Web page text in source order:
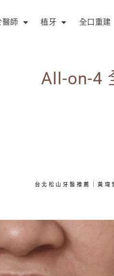
醫師 植牙 全口重建
All-on-4
台北松山牙醫推薦｜黃瑋